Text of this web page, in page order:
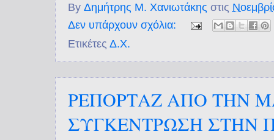
By Δημήτρης Μ. Χανιωτάκης στις
Δεν υπάρχουν σχόλια:
Ετικέτες Δ.Χ.
ΡΕΠΟΡΤΑΖ ΑΠΟ ΤΗΝ
ΣΥΓΚΕΝΤΡΩΣΗ ΣΤΗΝ